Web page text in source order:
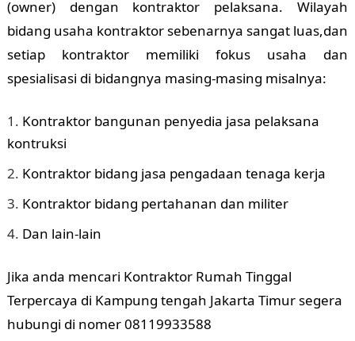
(owner) dengan kontraktor pelaksana. Wilayah
bidang usaha kontraktor sebenarnya sangat luas,dan
setiap kontraktor memiliki fokus usaha dan
spesialisasi di bidangnya masing-masing misalnya:
Kontraktor bangunan penyedia jasa pelaksana
kontruksi
Kontraktor bidang jasa pengadaan tenaga kerja
Kontraktor bidang pertahanan dan militer
Dan lain-lain
Jika anda mencari Kontraktor Rumah Tinggal
Terpercaya di Kampung tengah Jakarta Timur segera
hubungi di nomer 08119933588